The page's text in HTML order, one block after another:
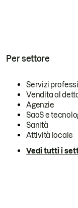
Per settore
Servizi
Vendita al
Agenzie
SaaS e
Sanità
Attività locale
Vedi tutti i